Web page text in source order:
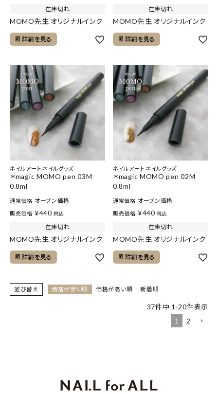
在庫切れ
MOMO先生 オリジナルインク
詳細を見る
在庫切れ
MOMO先生 オリジナルインク
詳細を見る
ネイルアート ネイルグッズ
＊magic MOMO pen 03M
0.8ml
通常価格 オープン価格
販売価格 ¥440 税込
在庫切れ
MOMO先生 オリジナルインク
詳細を見る
ネイルアート ネイルグッズ
＊magic MOMO pen 02M
0.8ml
通常価格 オープン価格
販売価格 ¥440 税込
在庫切れ
MOMO先生 オリジナルインク
詳細を見る
並び替え 価格が安い順 価格が高い順 新着順
37件中 1 -20件表示
1
2